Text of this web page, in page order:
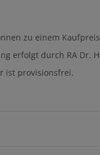
zu einem
erfolgt durch RA Dr.
ist provisionsfrei.